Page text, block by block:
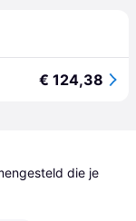
€ 124,38
die je